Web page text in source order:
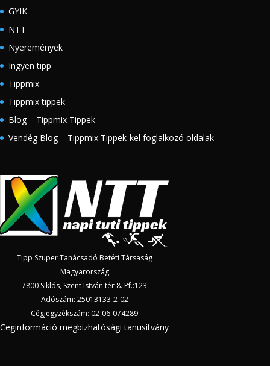
GYIK
NTT
Nyeremények
Ingyen tipp
Tippmix
Tippmix tippek
Blog – Tippmix Tippek
Vendég Blog – Tippmix Tippek-kel foglalkozó oldalak
Tipp Szuper Tanácsadó Betéti Társaság
Magyarország
7800 Siklós, Szent István tér 8. Pf.:123
Adószám: 25013133-2-02
Cégjegyzékszám: 02-06-074289
Ceginformáció megbizhatósági tanusitvány